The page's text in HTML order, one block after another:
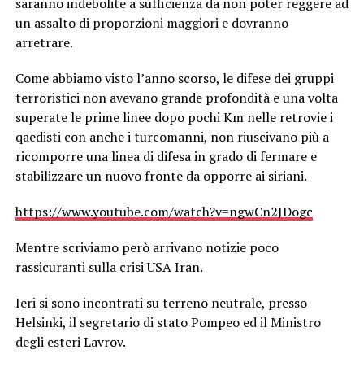
un assalto di proporzioni maggiori e dovranno
arretrare.
Come abbiamo visto l’anno scorso, le difese dei gruppi
terroristici non avevano grande profondità e una volta
superate le prime linee dopo pochi Km nelle retrovie i
qaedisti con anche i turcomanni, non riuscivano più a
ricomporre una linea di difesa in grado di fermare e
stabilizzare un nuovo fronte da opporre ai siriani.
https://www.youtube.com/watch?v=ngwCn2JDogc
Mentre scriviamo però arrivano notizie poco
rassicuranti sulla crisi USA Iran.
Ieri si sono incontrati su terreno neutrale, presso
Helsinki, il segretario di stato Pompeo ed il Ministro
degli esteri Lavrov.